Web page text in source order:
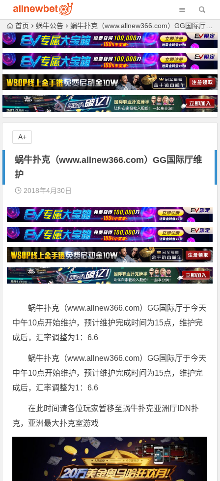
首页 蜗牛公告 蜗牛扑克（www.allnew366.com）GG国际厅维护
蜗牛扑克（www.allnew366.com）GG国际厅维
护
2018年4月30日
蜗牛扑克（www.allnew366.com）GG国际厅于今天
中午10点开始维护，预计维护完成时间为15点，维护完
成后，汇率调整为1：6.6
蜗牛扑克（www.allnew366.com）GG国际厅于今天
中午10点开始维护，预计维护完成时间为15点，维护完
成后，汇率调整为1：6.6
在此时间请各位玩家暂移至蜗牛扑克亚洲厅IDN扑
克，亚洲最大扑克室游戏
A+